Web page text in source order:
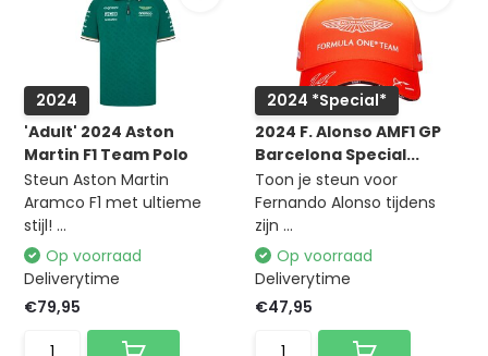
2024
'Adult' 2024 Aston
Martin F1 Team Polo
Steun Aston Martin
Aramco F1 met ultieme
stijl! ...
Op voorraad
Deliverytime
€79,95
2024 *Special*
2024 F. Alonso AMF1 GP
Barcelona Special...
Toon je steun voor
Fernando Alonso tijdens
zijn ...
Op voorraad
Deliverytime
€47,95